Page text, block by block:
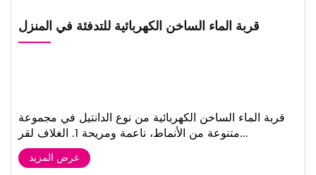
قربة الماء الساخن الكهربائية للتدفئة في المنزل
قربة الماء الساخن الكهربائية من نوع الدانتيل في مجموعة
متنوعة من الأنماط، ناعمة ومريحة 1. الغلاف لقر...
عرض المزيد